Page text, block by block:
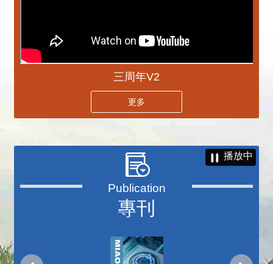
三周年V2
更多
專刊
播放中